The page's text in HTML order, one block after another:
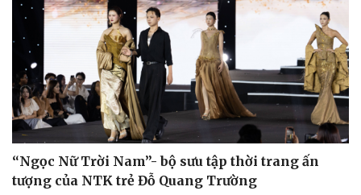
DJ Snake cùng dàn sao đình đám sẽ mở màn eSports
World Cup 2026 tại Paris
Việt Nam All Stars thắng ngược Thái Lan All Stars dịp
kỷ niệm 8 năm FC Online
THỜI TRANG